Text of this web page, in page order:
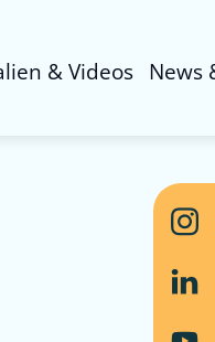
& Videos News